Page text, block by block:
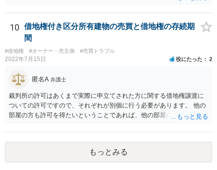
父様の私物は基本的に放置しておいたほうがよいでしょう。 下手に処
分してしまうと相続をしたとみなされてしまい、相続放棄が困難にな
ることがあります。 また、関係者から連絡があった際は相続放棄を検
討していると伝え、相続放棄後は相続放棄申述証明書の控えを交付す
るとよいと考えます。
10
借地権付き区分所有建物の売買と借地権の存続期
間
#借地権 #オーナー・売主側 #売買トラブル
2022年7月15日 役にたった 2
匿名A 弁護士
裁判所の許可はあくまで実際に申立てされた方に関する借地権譲渡に
ついての許可ですので、それぞれが別個に行う必要があります。 他の
部屋の方も許可を得たいということであれば、他の部屋の方も同じく
もっとみる